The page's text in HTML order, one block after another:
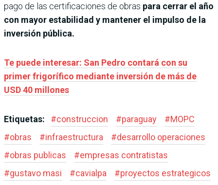
pago de las certificaciones de obras para cerrar el año
con mayor estabilidad y mantener el impulso de la
inversión pública.
Te puede interesar: San Pedro contará con su
primer frigorífico mediante inversión de más de
USD 40 millones
Etiquetas: #construccion #paraguay #MOPC
#obras #infraestructura #desarrollo operaciones
#obras publicas #empresas contratistas
#gustavo masi #cavialpa #proyectos estrategicos